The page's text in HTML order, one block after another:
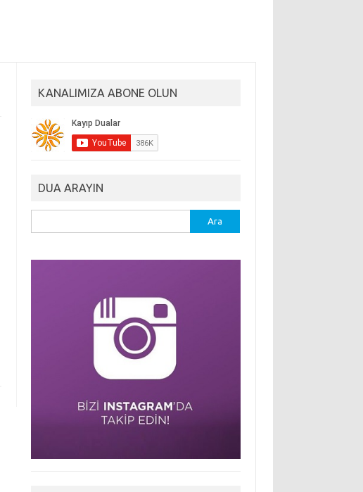
KANALIMIZA ABONE OLUN
DUA ARAYIN